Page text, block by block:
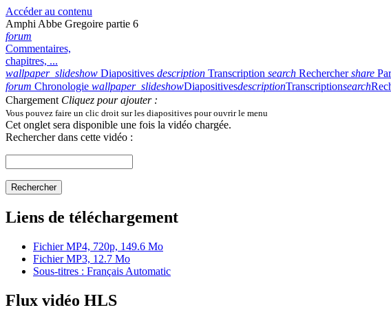
Accéder au contenu
Amphi Abbe Gregoire partie 6
forum
Commentaires,
chapitres, ...
wallpaper_slideshow Diapositives description Transcription search Rechercher share
forum Chronologie wallpaper_slideshowDiapositivesdescriptionTranscriptionsearch
Chargement Cliquez pour ajouter :
Vous pouvez faire un clic droit sur les diapositives pour ouvrir le menu
Cet onglet sera disponible une fois la vidéo chargée.
Rechercher dans cette vidéo :
Rechercher
Liens de téléchargement
Fichier MP4, 720p, 149.6 Mo
Fichier MP3, 12.7 Mo
Sous-titres : Français Automatic
Flux vidéo HLS